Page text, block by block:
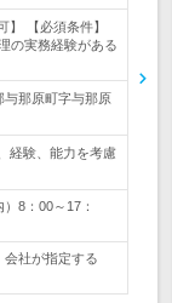
】 【必須条件】
の実務経験がある
那原町字与那原
経験、能力を考慮
8：00～17：
社が指定する